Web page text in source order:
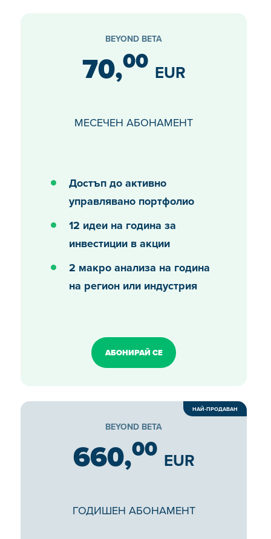
BEYOND BETA
70,00 EUR
МЕСЕЧЕН АБОНАМЕНТ
Достъп до активно
управлявано портфолио
12 идеи на година за
инвестиции в акции
2 макро анализа на година
на регион или индустрия
АБОНИРАЙ СЕ
BEYOND BETA
660,00 EUR
ГОДИШЕН АБОНАМЕНТ